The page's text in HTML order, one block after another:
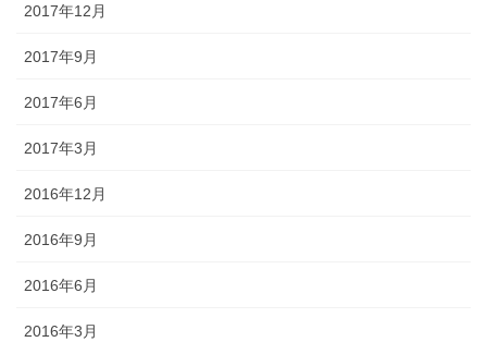
2017年12月
2017年9月
2017年6月
2017年3月
2016年12月
2016年9月
2016年6月
2016年3月